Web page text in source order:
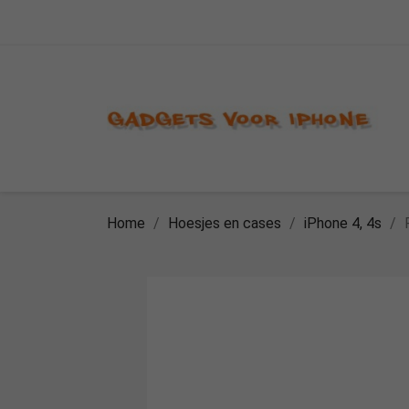
Home Hoesjes en cases iPhone 4, 4s